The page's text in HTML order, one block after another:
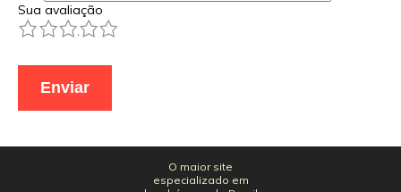
Sua avaliação
5
4
3
2
O maior site
especializado em